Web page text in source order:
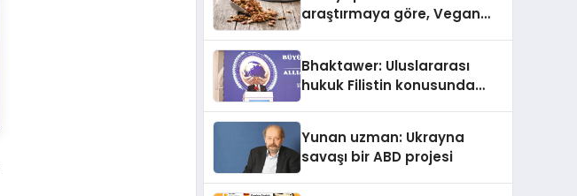
araştırmaya göre, Vegan
Sindirildiğini Ortaya Koydu
Bhaktawer: Uluslararası
hukuk Filistin konusunda
Yunan uzman: Ukrayna
savaşı bir ABD projesi